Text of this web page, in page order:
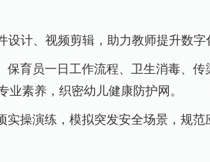
设计、 视频剪辑 ，助力教师提升数
保育员一日工作流程、卫生消毒、
业素养，织密幼儿健康防护网。
实操演练，模拟突发安全场景，规